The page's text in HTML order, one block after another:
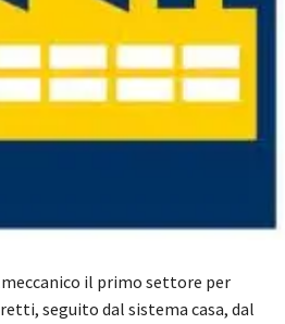
il primo settore per
seguito dal sistema casa, dal